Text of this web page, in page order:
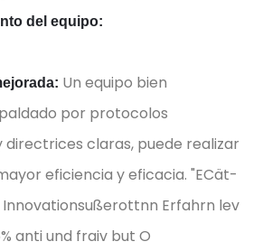
del equipo:
Un equipo bien
por protocolos
claras, puede realizar
eficiencia y eficacia. "ECät-
Erfahrn lev
anti und fraiv but O